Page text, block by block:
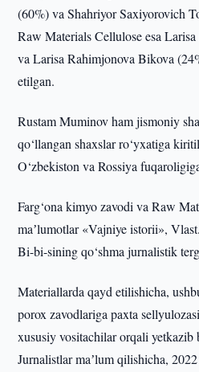
(60%) va Shahriyor Saxiyorovich
Raw Materials Cellulose esa
va Larisa Rahimjonova Bikova
etilgan.
Rustam Muminov ham jismoniy
qo‘llangan shaxslar ro‘yxatiga
O‘zbekiston va Rossiya
Farg‘ona kimyo zavodi va Raw
maʼlumotlar «Vajniye istorii»,
Bi-bi-sining qo‘shma jurnalistik
Materiallarda qayd etilishicha,
porox zavodlariga paxta
xususiy vositachilar orqali yetkazib
Jurnalistlar maʼlum qilishicha,